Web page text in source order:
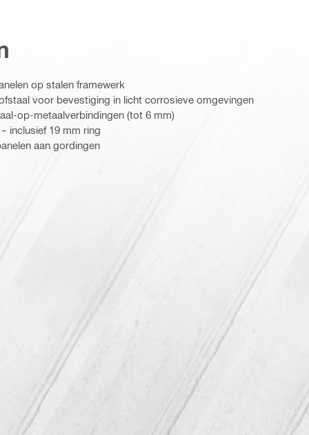
op stalen framewerk
voor bevestiging in licht corrosieve omgevingen
op-metaalverbindingen (tot 6 mm)
inclusief 19 mm ring
aan gordingen